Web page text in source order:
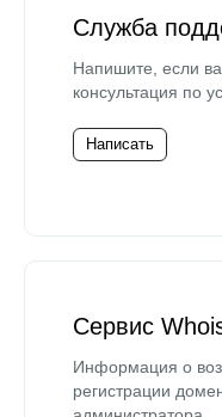
Служба
Напишите, если
консультация по
Написать
Сервис
Информация о
регистрации